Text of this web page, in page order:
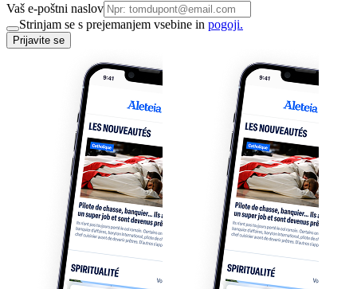
Vaš e-poštni naslov
Strinjam se s prejemanjem vsebine in pogoji.
Prijavite se